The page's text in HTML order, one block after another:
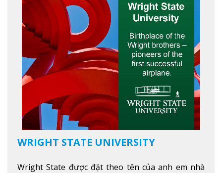
WRIGHT STATE UNIVERSITY
Wright State được đặt theo tên của anh em nhà